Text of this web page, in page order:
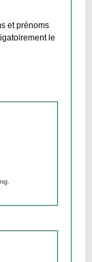
et prénoms
le
.